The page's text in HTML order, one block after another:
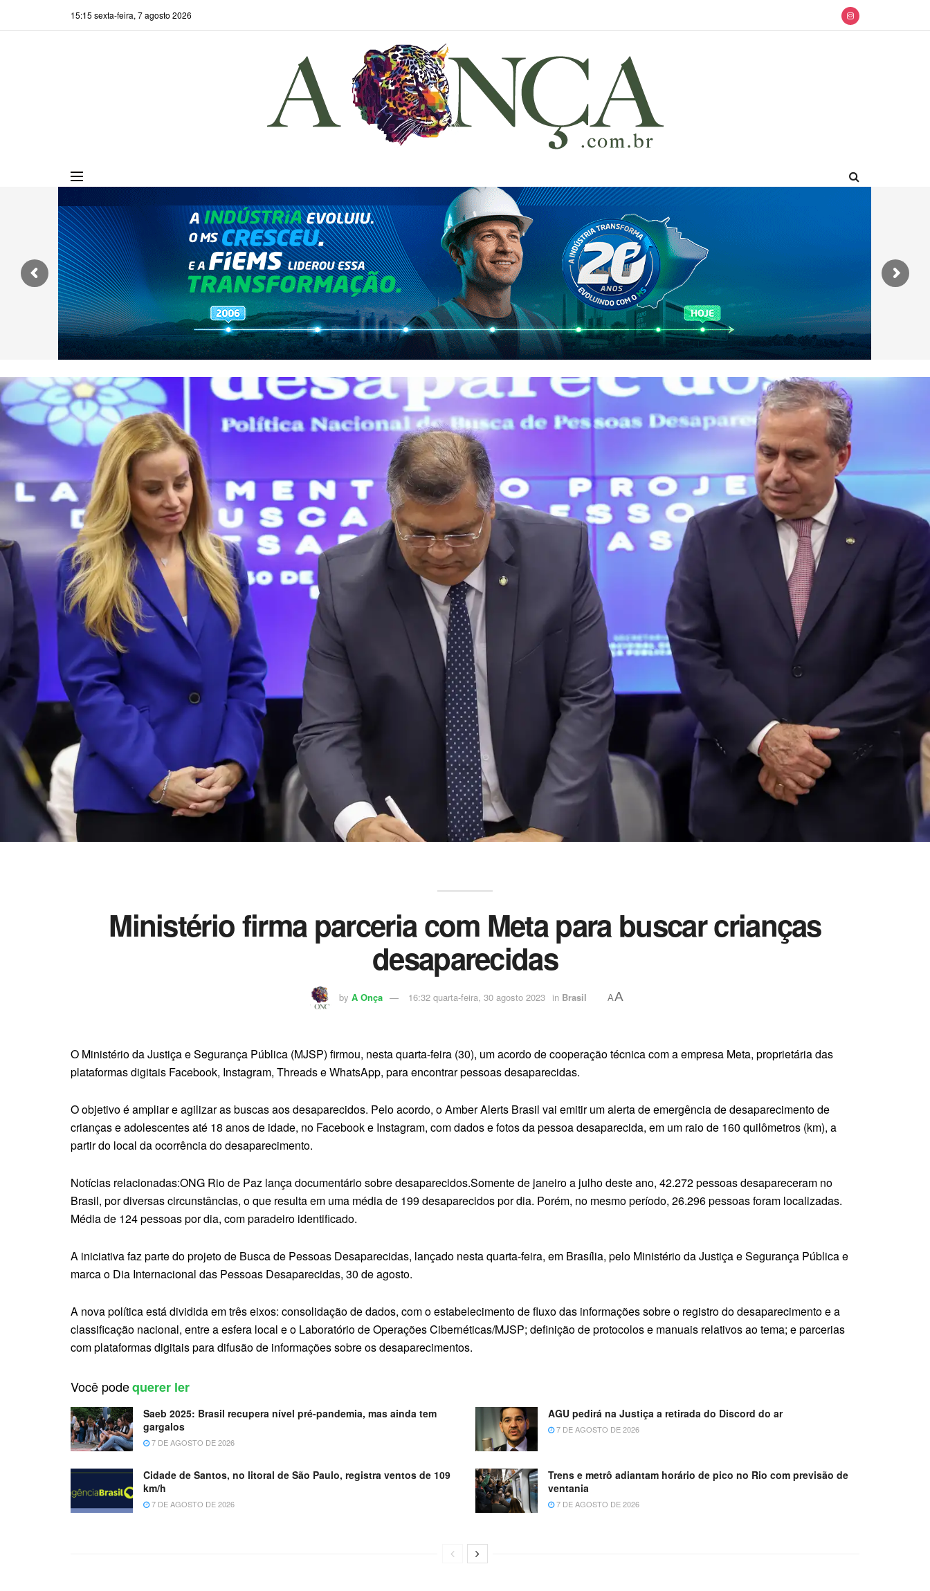
15:15 sexta-feira, 7 agosto 2026
Ministério firma parceria com Meta para buscar crianças
desaparecidas
by A Onça 16:32 quarta-feira, 30 agosto 2023 in Brasil AA
O Ministério da Justiça e Segurança Pública (MJSP) firmou, nesta quarta-feira (30), um acordo de cooperação técnica com a empresa Meta, proprietária das
plataformas digitais Facebook, Instagram, Threads e WhatsApp, para encontrar pessoas desaparecidas.
O objetivo é ampliar e agilizar as buscas aos desaparecidos. Pelo acordo, o Amber Alerts Brasil vai emitir um alerta de emergência de desaparecimento de
crianças e adolescentes até 18 anos de idade, no Facebook e Instagram, com dados e fotos da pessoa desaparecida, em um raio de 160 quilômetros (km), a
partir do local da ocorrência do desaparecimento.
Notícias relacionadas:ONG Rio de Paz lança documentário sobre desaparecidos.Somente de janeiro a julho deste ano, 42.272 pessoas desapareceram no
Brasil, por diversas circunstâncias, o que resulta em uma média de 199 desaparecidos por dia. Porém, no mesmo período, 26.296 pessoas foram localizadas.
Média de 124 pessoas por dia, com paradeiro identificado.
A iniciativa faz parte do projeto de Busca de Pessoas Desaparecidas, lançado nesta quarta-feira, em Brasília, pelo Ministério da Justiça e Segurança Pública e
marca o Dia Internacional das Pessoas Desaparecidas, 30 de agosto.
A nova política está dividida em três eixos: consolidação de dados, com o estabelecimento de fluxo das informações sobre o registro do desaparecimento e a
classificação nacional, entre a esfera local e o Laboratório de Operações Cibernéticas/MJSP; definição de protocolos e manuais relativos ao tema; e parcerias
com plataformas digitais para difusão de informações sobre os desaparecimentos.
Você podequerer ler
Saeb 2025: Brasil recupera nível pré-pandemia, mas ainda tem
gargalos
7 DE AGOSTO DE 2026
AGU pedirá na Justiça a retirada do Discord do ar
7 DE AGOSTO DE 2026
Cidade de Santos, no litoral de São Paulo, registra ventos de 109
km/h
7 DE AGOSTO DE 2026
Trens e metrô adiantam horário de pico no Rio com previsão de
ventania
7 DE AGOSTO DE 2026